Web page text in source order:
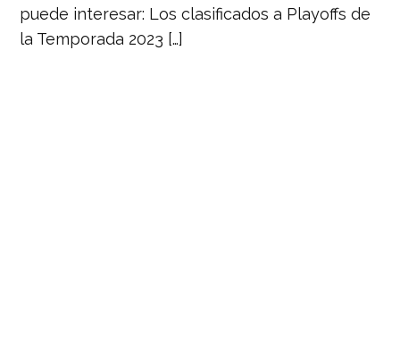
puede interesar: Los clasificados a Playoffs de
la Temporada 2023 […]